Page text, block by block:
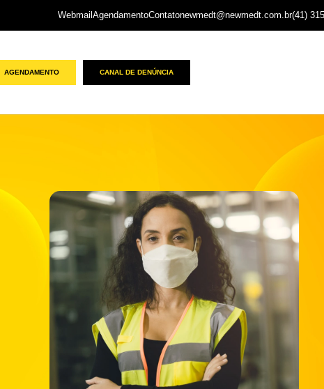
Webmail AgendamentoContatonewmedt@newmedt.com.br(41)
AGENDAMENTO CANAL DE DENÚNCIA